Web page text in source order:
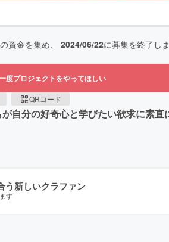
資金を集め、 2024/06/22に募集を終了し
度プロジェクトをやってほしい
QRコード
自分の好奇心と学びたい欲求に素
う新しいクラファン
す